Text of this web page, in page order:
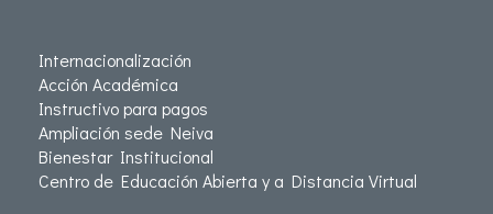
Internacionalización
Acción Académica
Instructivo para pagos
Ampliación sede Neiva
Bienestar Institucional
Centro de Educación Abierta y a Distancia Virtual